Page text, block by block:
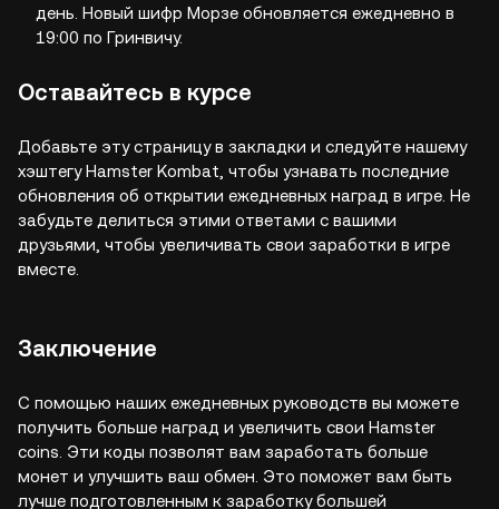
день. Новый шифр Морзе обновляется ежедневно в
19:00 по Гринвичу.
Оставайтесь в курсе
Добавьте эту страницу в закладки и следуйте нашему
хэштегу Hamster Kombat, чтобы узнавать последние
обновления об открытии ежедневных наград в игре. Не
забудьте делиться этими ответами с вашими
друзьями, чтобы увеличивать свои заработки в игре
вместе.
Заключение
С помощью наших ежедневных руководств вы можете
получить больше наград и увеличить свои Hamster
coins. Эти коды позволят вам заработать больше
монет и улучшить ваш обмен. Это поможет вам быть
лучше подготовленным к заработку большей